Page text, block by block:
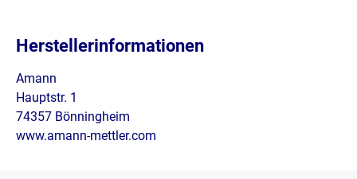
Herstellerinformationen
Amann
Hauptstr. 1
74357 Bönningheim
www.amann-mettler.com